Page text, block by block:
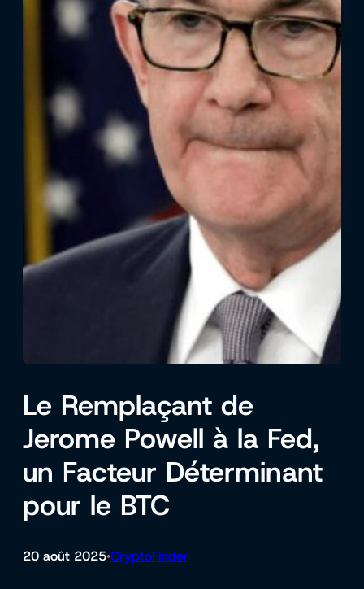
Le Remplaçant de
Jerome Powell à la Fed,
un Facteur Déterminant
pour le BTC
20 août 2025•CryptoFinder